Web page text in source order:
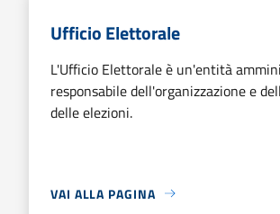
Ufficio Elettorale
L'Ufficio Elettorale è un'entità
responsabile dell'organizzazione e
delle elezioni.
VAI ALLA PAGINA